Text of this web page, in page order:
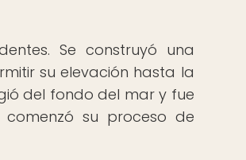
Se construyó una
su elevación hasta la
del fondo del mar y fue
su proceso de